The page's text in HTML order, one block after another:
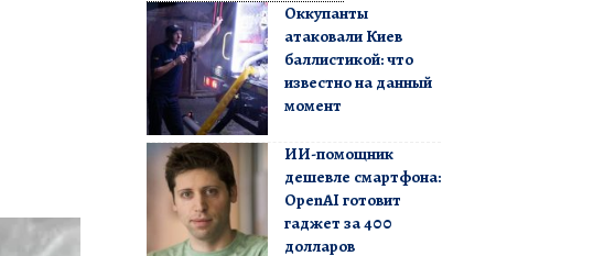
Оккупанты
атаковали Киев
баллистикой: что
известно на данный
момент
ИИ-помощник
дешевле смартфона:
OpenAI готовит
гаджет за 400
долларов